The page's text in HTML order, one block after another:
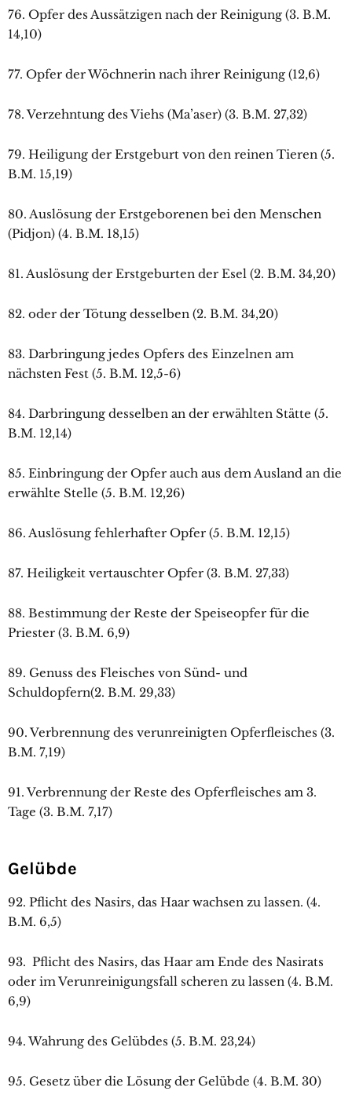
76. Opfer des Aussätzigen nach der Reinigung (3. B.M.
14,10)
77. Opfer der Wöchnerin nach ihrer Reinigung (12,6)
78. Verzehntung des Viehs (Ma’aser) (3. B.M. 27,32)
79. Heiligung der Erstgeburt von den reinen Tieren (5.
B.M. 15,19)
80. Auslösung der Erstgeborenen bei den Menschen
(Pidjon) (4. B.M. 18,15)
81. Auslösung der Erstgeburten der Esel (2. B.M. 34,20)
82. oder der Tötung desselben (2. B.M. 34,20)
83. Darbringung jedes Opfers des Einzelnen am
nächsten Fest (5. B.M. 12,5-6)
84. Darbringung desselben an der erwählten Stätte (5.
B.M. 12,14)
85. Einbringung der Opfer auch aus dem Ausland an die
erwählte Stelle (5. B.M. 12,26)
86. Auslösung fehlerhafter Opfer (5. B.M. 12,15)
87. Heiligkeit vertauschter Opfer (3. B.M. 27,33)
88. Bestimmung der Reste der Speiseopfer für die
Priester (3. B.M. 6,9)
89. Genuss des Fleisches von Sünd- und
Schuldopfern(2. B.M. 29,33)
90. Verbrennung des verunreinigten Opferfleisches (3.
B.M. 7,19)
91. Verbrennung der Reste des Opferfleisches am 3.
Tage (3. B.M. 7,17)
Gelübde
92. Pflicht des Nasirs, das Haar wachsen zu lassen. (4.
B.M. 6,5)
93. Pflicht des Nasirs, das Haar am Ende des Nasirats
oder im Verunreinigungsfall scheren zu lassen (4. B.M.
6,9)
94. Wahrung des Gelübdes (5. B.M. 23,24)
95. Gesetz über die Lösung der Gelübde (4. B.M. 30)